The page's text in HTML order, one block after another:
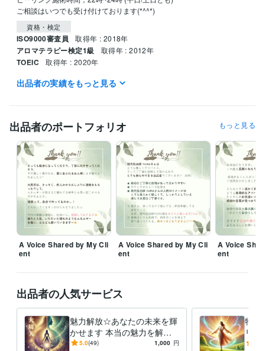
ご相談はいつでも受け付けております(*^^*)
資格・検定
ISO9000審査員 取得年 : 2018年
アロマテラピー検定1級 取得年 : 2012年
TOEIC 取得年 : 2020年
プログラミング言語・フレームワーク
Excel:20年Google スプレッドシート:5年
Word:20年
Tableau:2年ChatGPT:1年Canva:1年
その他ツール
全肯定お兄さん:15年心の休憩所:12年
得意分野
占い オーダーメイドヒーリング
ヒーリング 気功 運気上昇 龍脈 ラポール 大周天
チャクラ
クンダリーニ
情報空間 認知科学
学習指導・資格・キャリア相談 Goal更新サポート
コーチング Goal更新 スコトーマ エフィカシー 気功 龍脈
出品者の実績をもっと見る
出品者のポートフォリオ もっと見る
A Voice Shared by My Cli
ent
A Voice Shared by My Cli
ent
A Voice
ent
出品者の人気サービス
魅力解放☆あなたの未来を輝
かせます 本当の魅力を解放
し、あなたらしく輝く明日へ
5.0(49) 1,000 円
特別
リ
ちら